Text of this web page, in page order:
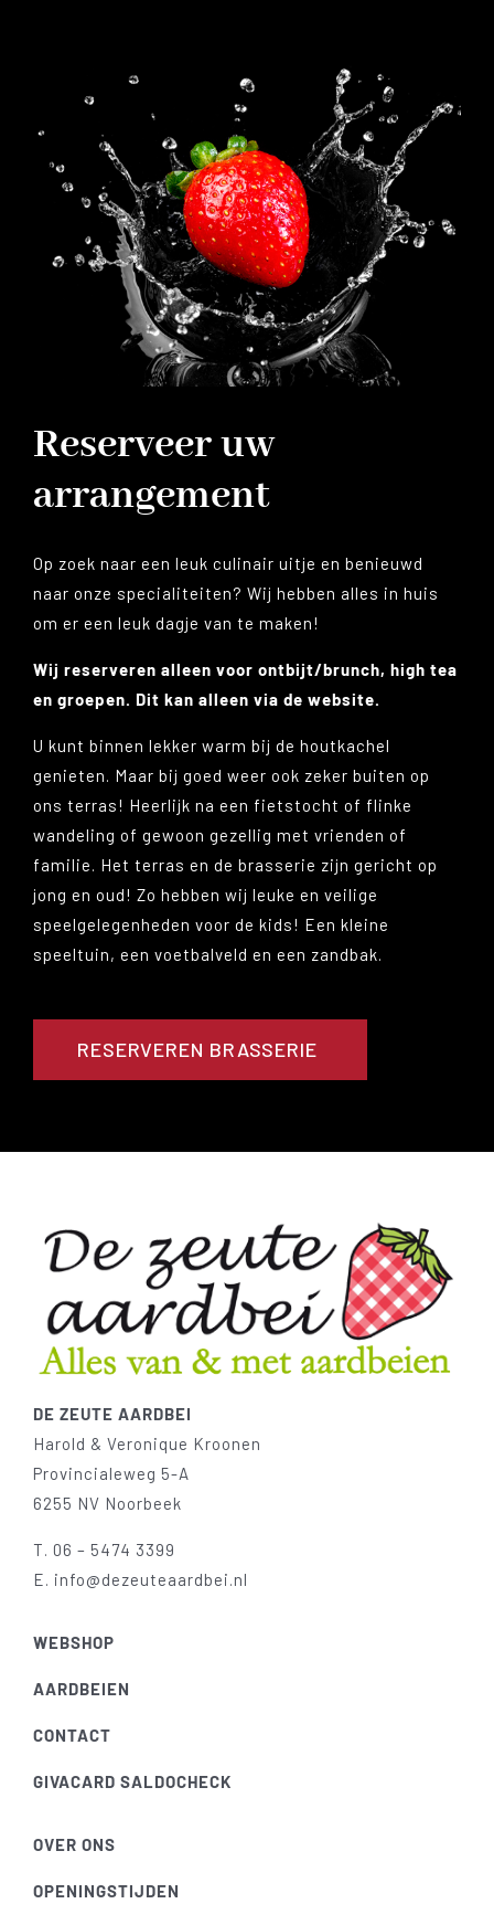
Reserveer uw
arrangement
Op zoek naar een leuk culinair uitje en benieuwd
naar onze specialiteiten? Wij hebben alles in huis
om er een leuk dagje van te maken!
Wij reserveren alleen voor ontbijt/brunch, high tea
en groepen. Dit kan alleen via de website.
U kunt binnen lekker warm bij de houtkachel
genieten. Maar bij goed weer ook zeker buiten op
ons terras! Heerlijk na een fietstocht of flinke
wandeling of gewoon gezellig met vrienden of
familie. Het terras en de brasserie zijn gericht op
jong en oud! Zo hebben wij leuke en veilige
speelgelegenheden voor de kids! Een kleine
speeltuin, een voetbalveld en een zandbak.
RESERVEREN BRASSERIE
DE ZEUTE AARDBEI
Harold & Veronique Kroonen
Provincialeweg 5-A
6255 NV Noorbeek
T. 06 – 5474 3399
E. info@dezeuteaardbei.nl
WEBSHOP
AARDBEIEN
CONTACT
GIVACARD SALDOCHECK
OVER ONS
OPENINGSTIJDEN